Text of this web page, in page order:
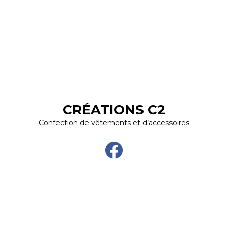
CRÉATIONS C2
Confection de vêtements et d’accessoires